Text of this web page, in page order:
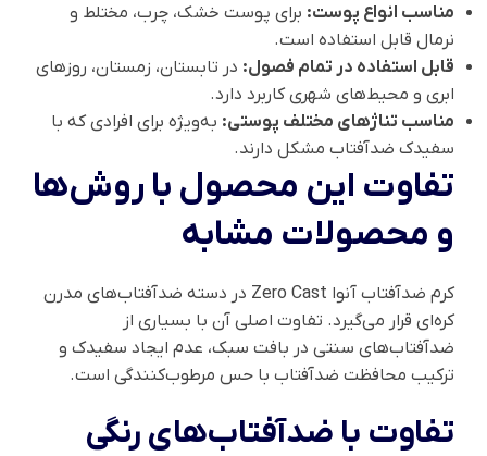
مناسب انواع پوست: برای پوست خشک، چرب، مختلط و
نرمال قابل استفاده است.
قابل استفاده در تمام فصول: در تابستان، زمستان، روزهای
ابری و محیط‌های شهری کاربرد دارد.
مناسب تناژهای مختلف پوستی: به‌ویژه برای افرادی که با
سفیدک ضدآفتاب مشکل دارند.
تفاوت این محصول با روش‌ها
و محصولات مشابه
کرم ضدآفتاب آنوا Zero Cast در دسته ضدآفتاب‌های مدرن
کره‌ای قرار می‌گیرد. تفاوت اصلی آن با بسیاری از
ضدآفتاب‌های سنتی در بافت سبک، عدم ایجاد سفیدک و
ترکیب محافظت ضدآفتاب با حس مرطوب‌کنندگی است.
تفاوت با ضدآفتاب‌های رنگی